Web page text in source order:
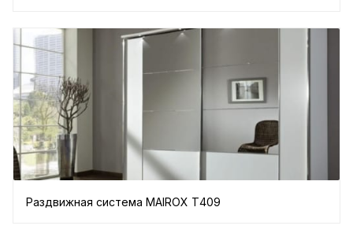
Раздвижная система MAIROX Т409